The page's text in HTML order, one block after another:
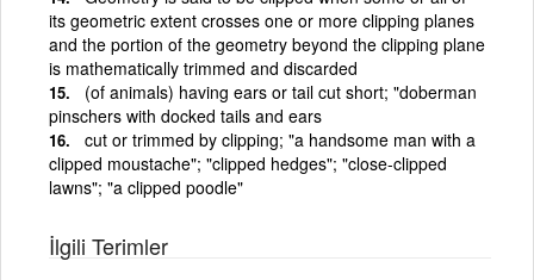
its geometric extent crosses one or more clipping planes
and the portion of the geometry beyond the clipping plane
is mathematically trimmed and discarded
(of animals) having ears or tail cut short; "doberman
pinschers with docked tails and ears
cut or trimmed by clipping; "a handsome man with a
clipped moustache"; "clipped hedges"; "close-clipped
lawns"; "a clipped poodle"
İlgili Terimler